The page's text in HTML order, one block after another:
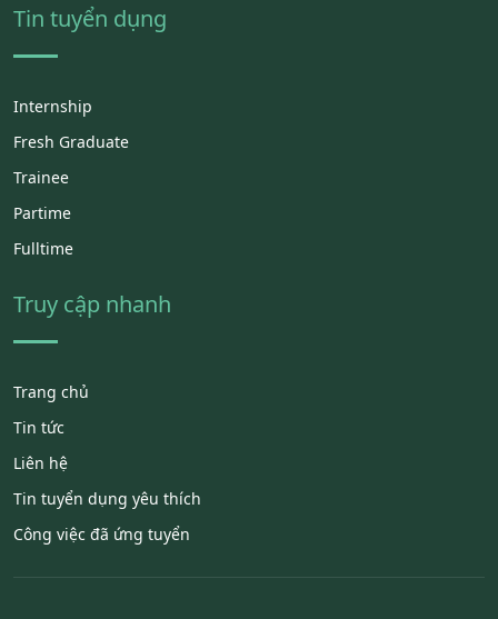
Tin tuyển dụng
Internship
Fresh Graduate
Trainee
Partime
Fulltime
Truy cập nhanh
Trang chủ
Tin tức
Liên hệ
Tin tuyển dụng yêu thích
Công việc đã ứng tuyển